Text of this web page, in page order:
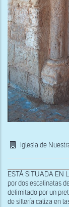
Iglesia de
ESTÁ SITUADA EN
por dos escalinatas
delimitado por un
de sillería caliza en